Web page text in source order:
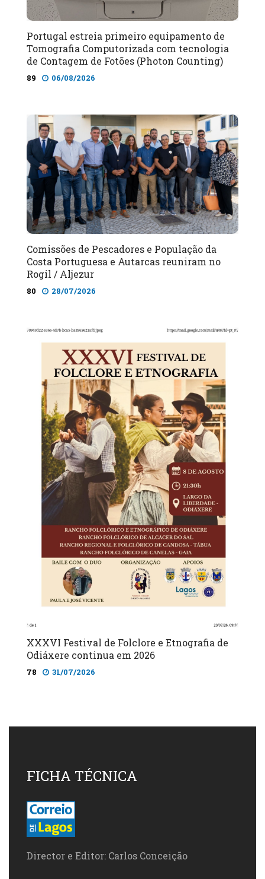
Portugal estreia primeiro equipamento de
Tomografia Computorizada com tecnologia
de Contagem de Fotões (Photon Counting)
89 06/08/2026
Comissões de Pescadores e População da
Costa Portuguesa e Autarcas reuniram no
Rogil / Aljezur
80 28/07/2026
XXXVI Festival de Folclore e Etnografia de
Odiáxere continua em 2026
78 31/07/2026
FICHA TÉCNICA
Director e Editor: Carlos Conceição